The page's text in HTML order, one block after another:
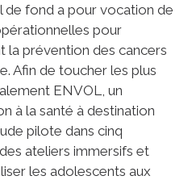
de fond a pour vocation de
pour
la prévention des cancers
Afin de toucher les plus
ENVOL, un
à la santé à destination
pilote dans cinq
ateliers immersifs et
les adolescents aux